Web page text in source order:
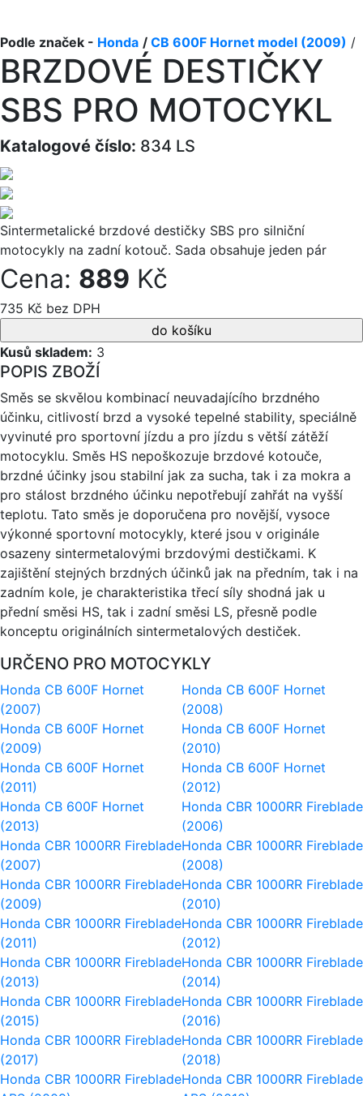
Podle značek - Honda / CB 600F Hornet model (2009) /
BRZDOVÉ DESTIČKY
SBS PRO MOTOCYKL
Katalogové číslo: 834 LS
Sintermetalické brzdové destičky SBS pro silniční
motocykly na zadní kotouč. Sada obsahuje jeden pár
Cena: 889 Kč
735 Kč bez DPH
Kusů skladem: 3
POPIS ZBOŽÍ
Směs se skvělou kombinací neuvadajícího brzdného
účinku, citlivostí brzd a vysoké tepelné stability, speciálně
vyvinuté pro sportovní jízdu a pro jízdu s větší zátěží
motocyklu. Směs HS nepoškozuje brzdové kotouče,
brzdné účinky jsou stabilní jak za sucha, tak i za mokra a
pro stálost brzdného účinku nepotřebují zahřát na vyšší
teplotu. Tato směs je doporučena pro novější, vysoce
výkonné sportovní motocykly, které jsou v originále
osazeny sintermetalovými brzdovými destičkami. K
zajištění stejných brzdných účinků jak na předním, tak i na
zadním kole, je charakteristika třecí síly shodná jak u
přední směsi HS, tak i zadní směsi LS, přesně podle
konceptu originálních sintermetalových destiček.
URČENO PRO MOTOCYKLY
Honda CB 600F Hornet
(2007)
Honda CB 600F Hornet
(2008)
Honda CB 600F Hornet
(2009)
Honda CB 600F Hornet
(2010)
Honda CB 600F Hornet
(2011)
Honda CB 600F Hornet
(2012)
Honda CB 600F Hornet
(2013)
Honda CBR 1000RR Fireblade
(2006)
Honda CBR 1000RR Fireblade
(2007)
Honda CBR 1000RR Fireblade
(2008)
Honda CBR 1000RR Fireblade
(2009)
Honda CBR 1000RR Fireblade
(2010)
Honda CBR 1000RR Fireblade
(2011)
Honda CBR 1000RR Fireblade
(2012)
Honda CBR 1000RR Fireblade
(2013)
Honda CBR 1000RR Fireblade
(2014)
Honda CBR 1000RR Fireblade
(2015)
Honda CBR 1000RR Fireblade
(2016)
Honda CBR 1000RR Fireblade
(2017)
Honda CBR 1000RR Fireblade
(2018)
Honda CBR 1000RR FirebladeHonda CBR 1000RR Fireblade